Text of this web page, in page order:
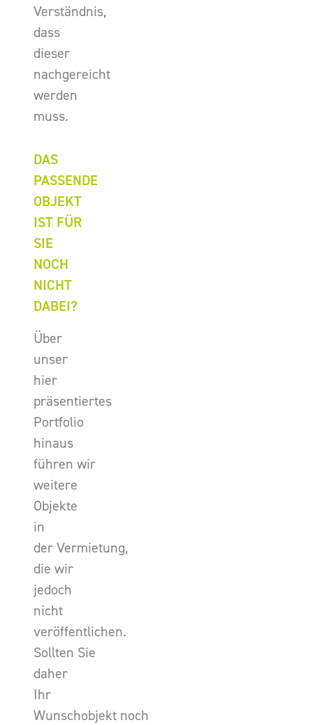
Verständnis,
dass
dieser
nachgereicht
werden
muss.
DAS
PASSENDE
OBJEKT
IST FÜR
SIE
NOCH
NICHT
DABEI?
Über
unser
hier
präsentiertes
Portfolio
hinaus
führen wir
weitere
Objekte
in
der Vermietung,
die wir
jedoch
nicht
veröffentlichen.
Sollten Sie
daher
Ihr
Wunschobjekt noch